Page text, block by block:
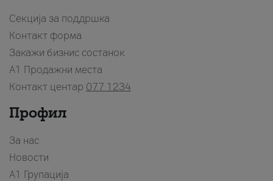
Секција за поддршка
Контакт форма
Закажи бизнис состанок
A1 Продажни места
Контакт центар 077 1234
Профил
За нас
Новости
А1 Групација